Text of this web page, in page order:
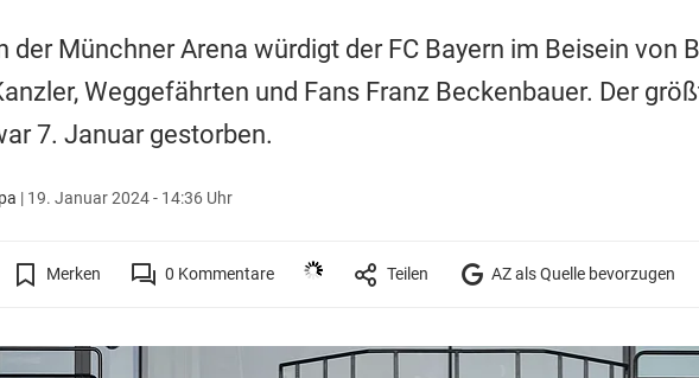
der Münchner Arena würdigt der FC Bayern im Beisein von
Weggefährten und Fans Franz Beckenbauer. Der
7. Januar gestorben.
| 19. Januar 2024 - 14:36 Uhr
Merken 0 Kommentare Teilen AZ als Quelle bevorzugen